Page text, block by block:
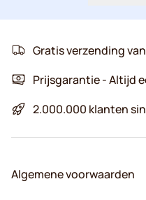
Gratis verzending
Prijsgarantie - Altijd
2.000.000 klanten
Algemene voorwaarden